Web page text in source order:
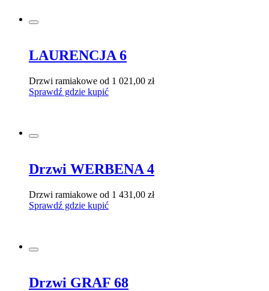
LAURENCJA 6
Drzwi ramiakowe od 1 021,00 zł
Sprawdź gdzie kupić
Drzwi WERBENA 4
Drzwi ramiakowe od 1 431,00 zł
Sprawdź gdzie kupić
Drzwi GRAF 68